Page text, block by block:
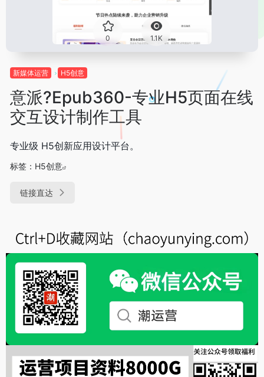
0 1.1K
新媒体运营 H5创意
意派?Epub360-专业H5页面在线
交互设计制作工具
专业级 H5创新应用设计平台。
标签： H5创意
链接直达